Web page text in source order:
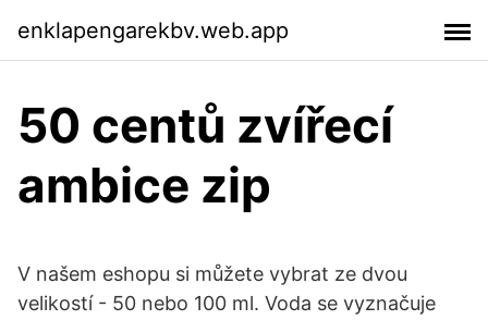
enklapengarekbv.web.app
50 centů zvířecí
ambice zip
V našem eshopu si můžete vybrat ze dvou
velikostí - 50 nebo 100 ml. Voda se vyznačuje